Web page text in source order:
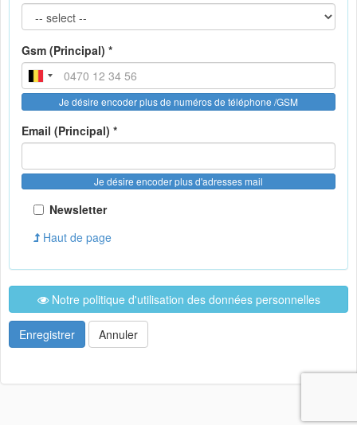
Gsm (Principal) *
Je désire encoder plus de numéros de téléphone /GSM
Email (Principal) *
Je désire encoder plus d'adresses mail
Newsletter
Haut de page
Notre politique d'utilisation des données personnelles
Enregistrer Annuler